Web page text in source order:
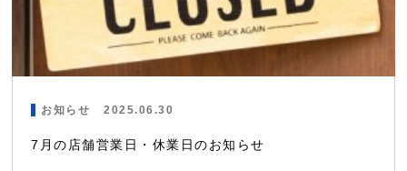
お知らせ 2025.06.30
7月の店舗営業日・休業日のお知らせ